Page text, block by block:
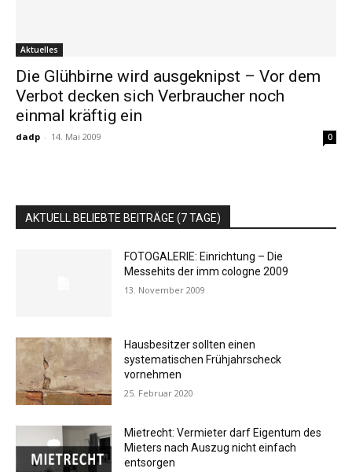
Aktuelles
Die Glühbirne wird ausgeknipst – Vor dem
Verbot decken sich Verbraucher noch
einmal kräftig ein
dadp - 14. Mai 2009 0
AKTUELL BELIEBTE BEITRÄGE (7 TAGE)
FOTOGALERIE: Einrichtung – Die
Messehits der imm cologne 2009
13. November 2009
Hausbesitzer sollten einen
systematischen Frühjahrscheck
vornehmen
25. Februar 2020
Mietrecht: Vermieter darf Eigentum des
Mieters nach Auszug nicht einfach
entsorgen